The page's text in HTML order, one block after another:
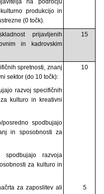
na področju
produkcijo in
(0 točk).
prijavljenih
in kadrovskim
15
spretnosti, znanj
sektor (do 10 točk):
10
razvoj specifičnih
kulturo in kreativni
spodbujajo
in sposobnosti za
razvoja
za kulturo in
za zaposlitev ali
5